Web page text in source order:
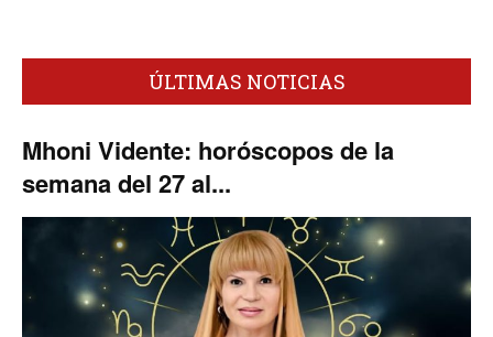
ÚLTIMAS NOTICIAS
Mhoni Vidente: horóscopos de la
semana del 27 al...